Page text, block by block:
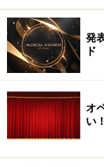
発
ド
オ
い！